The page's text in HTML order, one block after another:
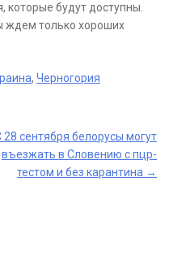
которые будут доступны.
ждем только хороших
, Черногория
28 сентября белорусы могут
въезжать в Словению с пцр-
тестом и без карантина →